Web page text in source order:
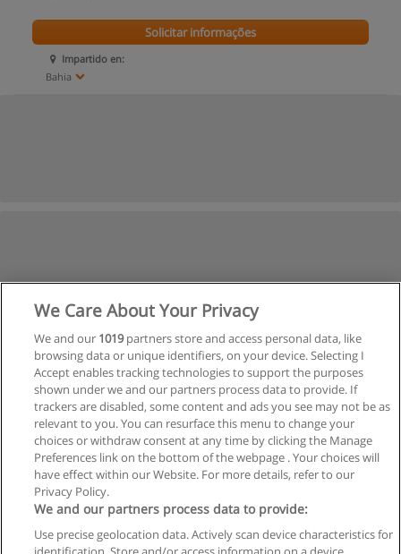
Impartido en:
Bahia
Solicitar informações
Regras de uso
Privacidade de dados
We Care About Your Privacy
We and our 1019partners store and access personal data, like
browsing data or unique identifiers, on your device. Selecting I
Accept enables tracking technologies to support the purposes
shown under we and our partners process data to provide. If
trackers are disabled, some content and ads you see may not be as
relevant to you. You can resurface this menu to change your
choices or withdraw consent at any time by clicking the Manage
Preferences link on the bottom of the webpage . Your choices will
have effect within our Website. For more details, refer to our
Privacy Policy.
We and our partners process data to provide:
Use precise geolocation data. Actively scan device characteristics for